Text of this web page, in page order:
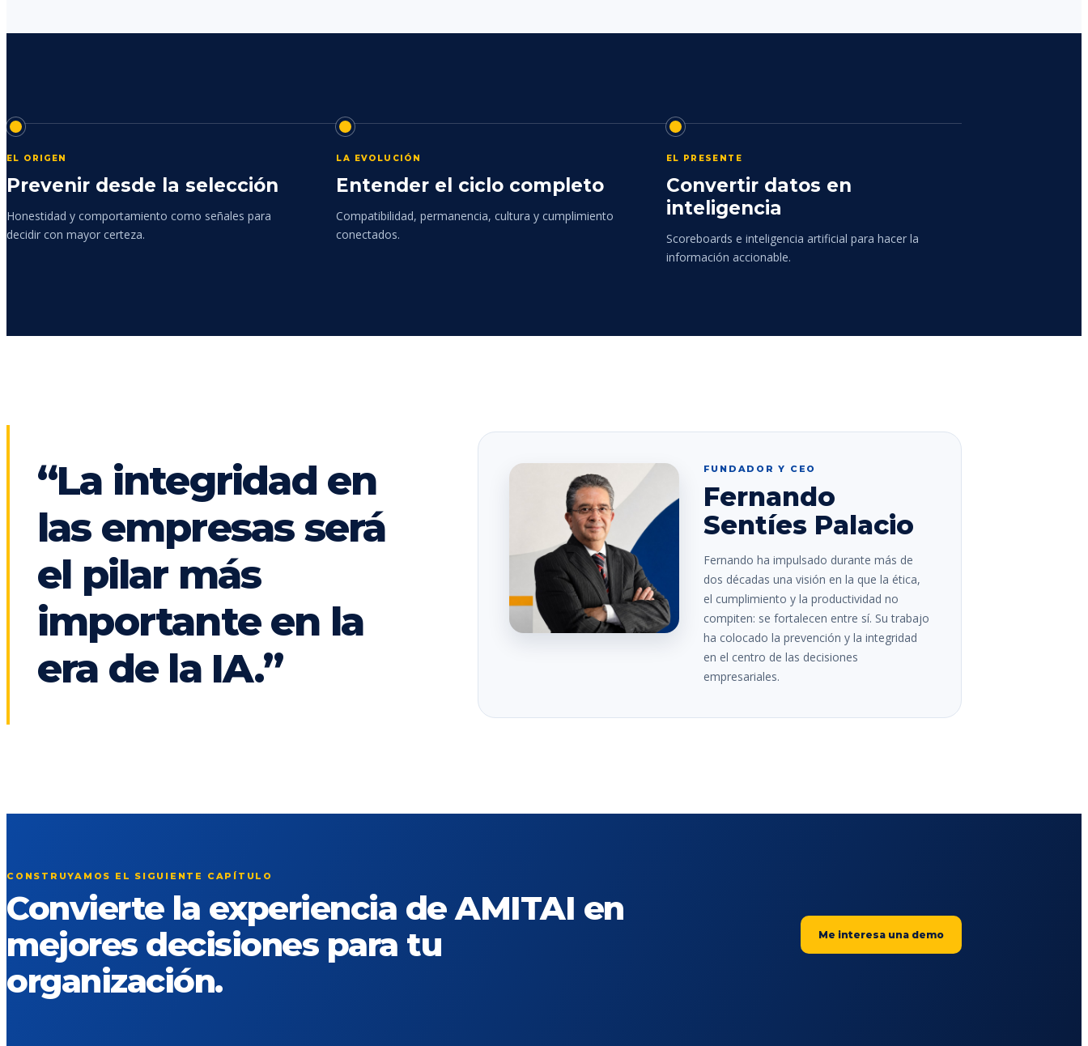
EL ORIGEN
Prevenir desde la selección
Honestidad y comportamiento como señales para
decidir con mayor certeza.
LA EVOLUCIÓN
Entender el ciclo completo
Compatibilidad, permanencia, cultura y cumplimiento
conectados.
EL PRESENTE
Convertir datos en
inteligencia
Scoreboards e inteligencia artificial para hacer la
información accionable.
“La integridad en
las empresas será
el pilar más
importante en la
era de la IA.”
FUNDADOR Y CEO
Fernando
Sentíes Palacio
Fernando ha impulsado durante más de
dos décadas una visión en la que la ética,
el cumplimiento y la productividad no
compiten: se fortalecen entre sí. Su trabajo
ha colocado la prevención y la integridad
en el centro de las decisiones
empresariales.
CONSTRUYAMOS EL SIGUIENTE CAPÍTULO
Convierte la experiencia de AMITAI en
mejores decisiones para tu
organización.
Me interesa una demo